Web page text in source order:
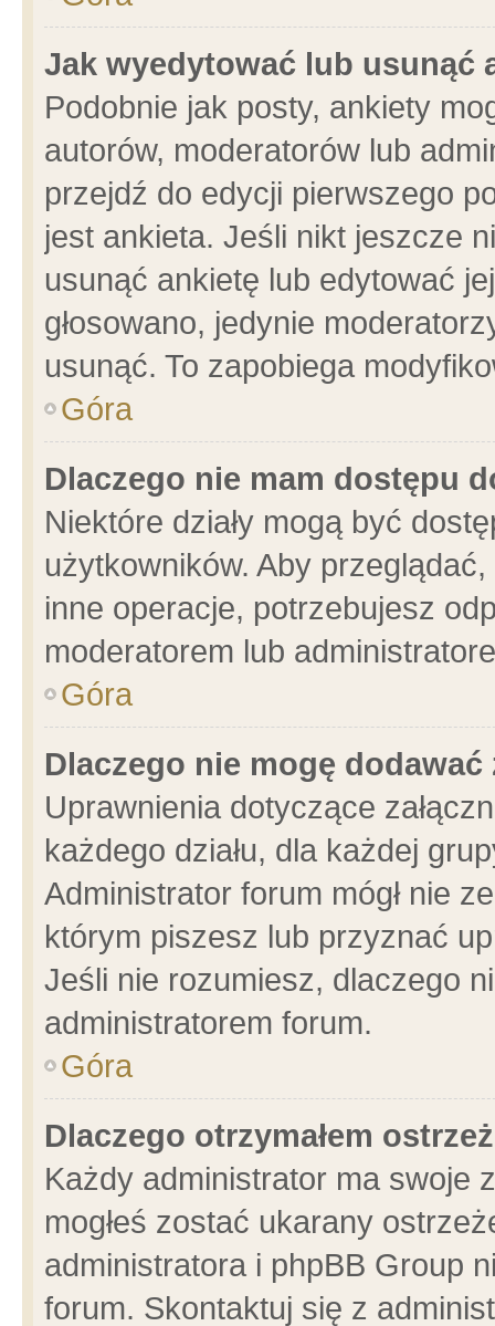
Jak wyedytować lub usunąć
Podobnie jak posty, ankiety
autorów, moderatorów lub
przejdź do edycji pierwszego
jest ankieta. Jeśli nikt jeszcze
usunąć ankietę lub edytować
głosowano, jedynie
usunąć. To zapobiega
Góra
Dlaczego nie mam dostępu
Niektóre działy mogą być
użytkowników. Aby
inne operacje, potrzebujesz
moderatorem lub
Góra
Dlaczego nie mogę dodawać
Uprawnienia dotyczące
każdego działu, dla każdej
Administrator forum mógł nie
którym piszesz lub przyznać
Jeśli nie rozumiesz, dlaczego
administratorem forum.
Góra
Dlaczego otrzymałem
Każdy administrator ma swoje
mogłeś zostać ukarany
administratora i phpBB Group
forum. Skontaktuj się z